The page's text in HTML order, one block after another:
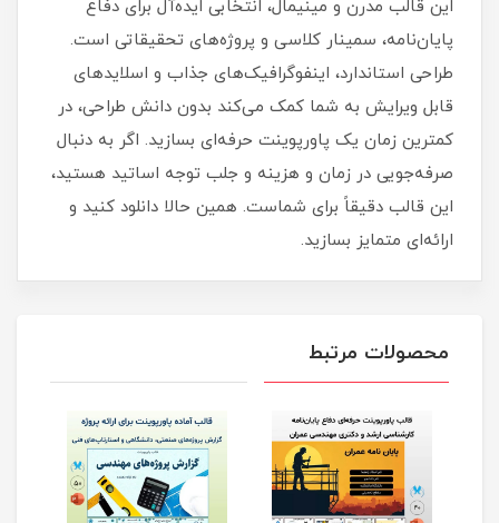
این قالب مدرن و مینیمال، انتخابی ایده‌آل برای دفاع
پایان‌نامه، سمینار کلاسی و پروژه‌های تحقیقاتی است.
طراحی استاندارد، اینفوگرافیک‌های جذاب و اسلایدهای
قابل ویرایش به شما کمک می‌کند بدون دانش طراحی، در
کمترین زمان یک پاورپوینت حرفه‌ای بسازید. اگر به دنبال
صرفه‌جویی در زمان و هزینه و جلب توجه اساتید هستید،
این قالب دقیقاً برای شماست. همین حالا دانلود کنید و
ارائه‌ای متمایز بسازید.
محصولات مرتبط